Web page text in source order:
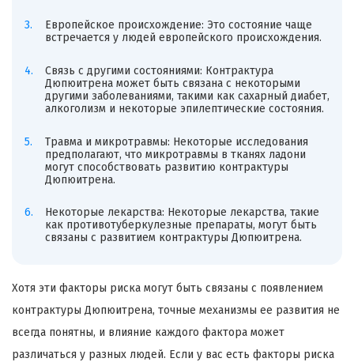
Европейское происхождение: Это состояние чаще
встречается у людей европейского происхождения.
Связь с другими состояниями: Контрактура
Дюпюитрена может быть связана с некоторыми
другими заболеваниями, такими как сахарный диабет,
алкоголизм и некоторые эпилептические состояния.
Травма и микротравмы: Некоторые исследования
предполагают, что микротравмы в тканях ладони
могут способствовать развитию контрактуры
Дюпюитрена.
Некоторые лекарства: Некоторые лекарства, такие
как противотуберкулезные препараты, могут быть
связаны с развитием контрактуры Дюпюитрена.
Хотя эти факторы риска могут быть связаны с появлением
контрактуры Дюпюитрена, точные механизмы ее развития не
всегда понятны, и влияние каждого фактора может
различаться у разных людей. Если у вас есть факторы риска